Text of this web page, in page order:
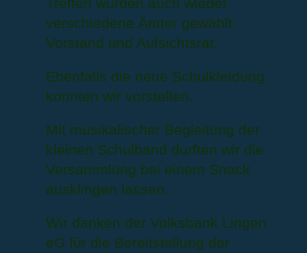
Treffen wurden auch wieder
verschiedene Ämter gewählt:
Vorstand und Aufsichtsrat.
Ebenfalls die neue Schulkleidung
konnten wir vorstellen.
Mit musikalischer Begleitung der
kleinen Schulband durften wir die
Versammlung bei einem Snack
ausklingen lassen.
Wir danken der Volksbank Lingen
eG für die Bereitstellung der